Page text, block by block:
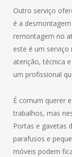
Outro serviço
é a
remontagem no
este é um
atenção, técnica
um profissional
É comum querer
trabalhos, mas
Portas e gavetas
parafusos e
móveis podem